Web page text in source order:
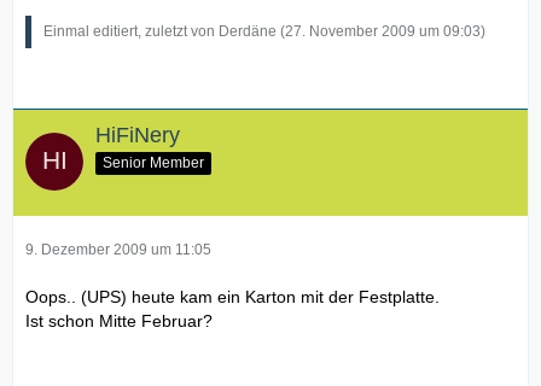
Einmal editiert, zuletzt von Derdäne (27. November 2009 um 09:03)
HiFiNery
Senior Member
9. Dezember 2009 um 11:05
Oops.. (UPS) heute kam ein Karton mit der Festplatte.
Ist schon Mitte Februar?